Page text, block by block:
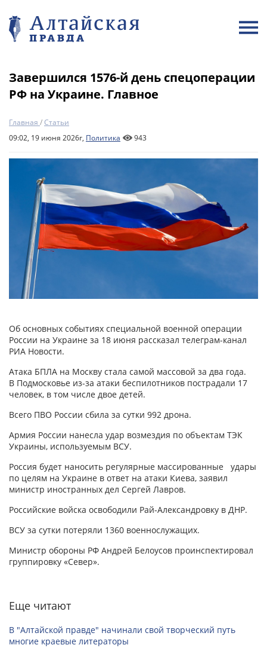
Завершился 1576-й день спецоперации
РФ на Украине. Главное
Главная /Статьи
09:02, 19 июня 2026г, Политика 943
Об основных событиях специальной военной операции
России на Украине за 18 июня рассказал телеграм-канал
РИА Новости.
Атака БПЛА на Москву стала самой массовой за два года.
В Подмосковье из-за атаки беспилотников пострадали 17
человек, в том числе двое детей.
Всего ПВО России сбила за сутки 992 дрона.
Армия России нанесла удар возмездия по объектам ТЭК
Украины, используемым ВСУ.
Россия будет наносить регулярные массированные удары
по целям на Украине в ответ на атаки Киева, заявил
министр иностранных дел Сергей Лавров.
Российские войска освободили Рай-Александровку в ДНР.
ВСУ за сутки потеряли 1360 военнослужащих.
Министр обороны РФ Андрей Белоусов проинспектировал
группировку «Север».
Еще читают
В "Алтайской правде" начинали свой творческий путь
многие краевые литераторы